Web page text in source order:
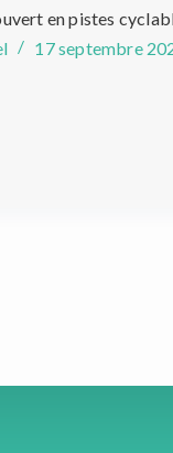
en pistes
17 septembre